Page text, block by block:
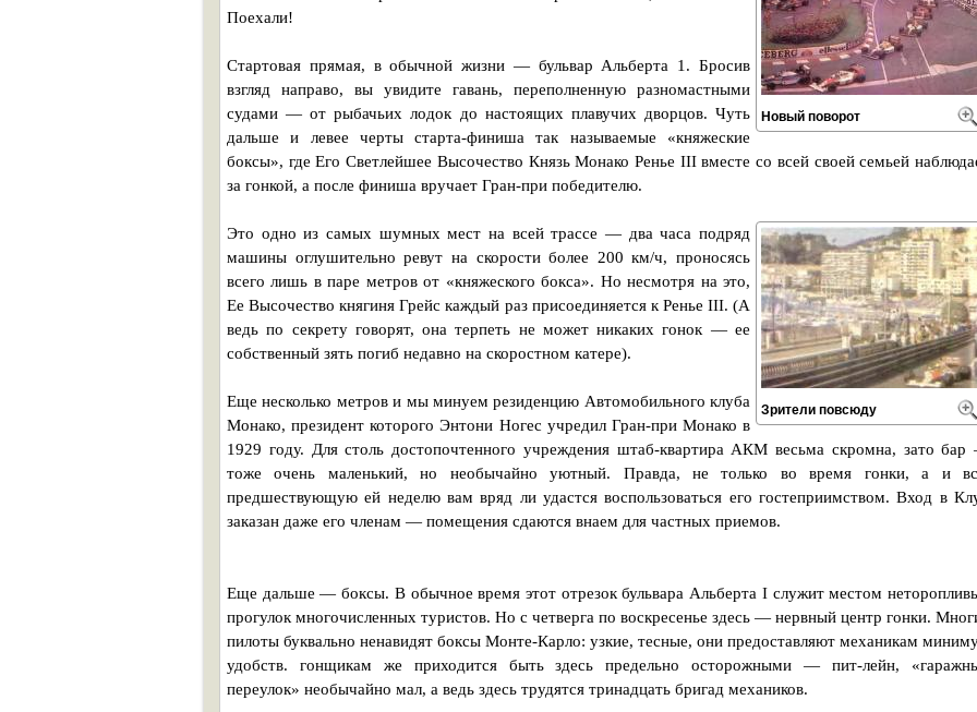
Новый поворот
Поехали!
Стартовая прямая, в обычной жизни — бульвар Альберта 1. Бросив
взгляд направо, вы увидите гавань, переполненную разномастными
судами — от рыбачьих лодок до настоящих плавучих дворцов. Чуть
дальше и левее черты старта-финиша так называемые «княжеские
боксы», где Его Светлейшее Высочество Князь Монако Ренье III вместе со всей своей семьей
за гонкой, а после финиша вручает Гран-при победителю.
Зрители повсюду
Это одно из самых шумных мест на всей трассе — два часа подряд
машины оглушительно ревут на скорости более 200 км/ч, проносясь
всего лишь в паре метров от «княжеского бокса». Но несмотря на это,
Ее Высочество княгиня Грейс каждый раз присоединяется к Ренье III. (А
ведь по секрету говорят, она терпеть не может никаких гонок — ее
собственный зять погиб недавно на скоростном катере).
Еще несколько метров и мы минуем резиденцию Автомобильного клуба
Монако, президент которого Энтони Ногес учредил Гран-при Монако в
1929 году. Для столь достопочтенного учреждения штаб-квартира АКМ весьма скромна, зато
тоже очень маленький, но необычайно уютный. Правда, не только во время гонки, а и
предшествующую ей неделю вам вряд ли удастся воспользоваться его гостеприимством. Вход в
заказан даже его членам — помещения сдаются внаем для частных приемов.
Еще дальше — боксы. В обычное время этот отрезок бульвара Альберта I служит местом
прогулок многочисленных туристов. Но с четверга по воскресенье здесь — нервный центр гонки.
пилоты буквально ненавидят боксы Монте-Карло: узкие, тесные, они предоставляют механикам
удобств. гонщикам же приходится быть здесь предельно осторожными — пит-лейн,
переулок» необычайно мал, а ведь здесь трудятся тринадцать бригад механиков.